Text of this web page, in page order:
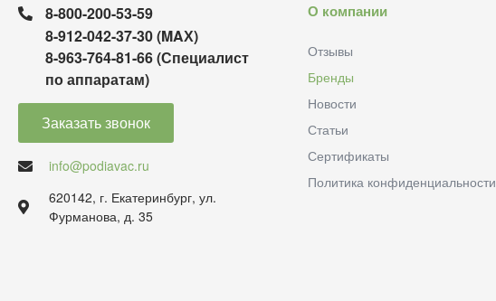
8-800-200-53-59
8-912-042-37-30 (MAХ)
8-963-764-81-66 (Специалист
по аппаратам)
Заказать звонок
info@podiavac.ru
620142, г. Екатеринбург, ул.
Фурманова, д. 35
О компании
Отзывы
Бренды
Новости
Статьи
Сертификаты
Политика конфиденциальности